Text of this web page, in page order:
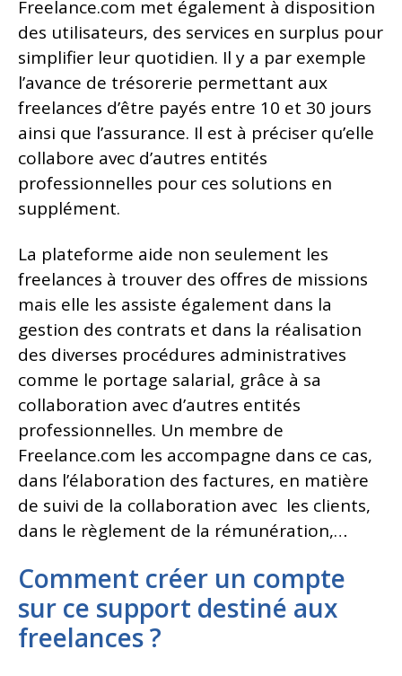
Freelance.com met également à disposition
des utilisateurs, des services en surplus pour
simplifier leur quotidien. Il y a par exemple
l’avance de trésorerie permettant aux
freelances d’être payés entre 10 et 30 jours
ainsi que l’assurance. Il est à préciser qu’elle
collabore avec d’autres entités
professionnelles pour ces solutions en
supplément.
La plateforme aide non seulement les
freelances à trouver des offres de missions
mais elle les assiste également dans la
gestion des contrats et dans la réalisation
des diverses procédures administratives
comme le portage salarial, grâce à sa
collaboration avec d’autres entités
professionnelles. Un membre de
Freelance.com les accompagne dans ce cas,
dans l’élaboration des factures, en matière
de suivi de la collaboration avec les clients,
dans le règlement de la rémunération,…
Comment créer un compte
sur ce support destiné aux
freelances ?